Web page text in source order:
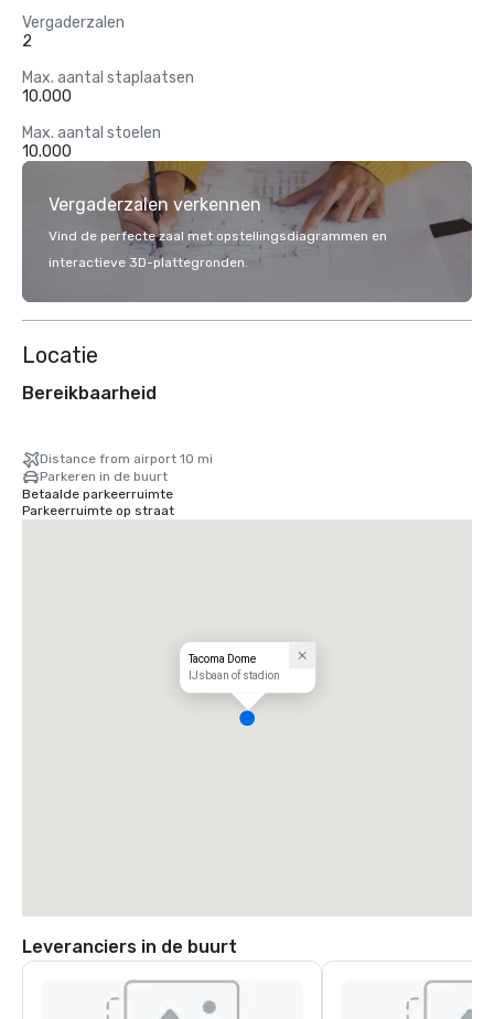
Vergaderzalen
2
Max. aantal staplaatsen
10.000
Max. aantal stoelen
10.000
Vergaderzalen verkennen
Vind de perfecte zaal met opstellingsdiagrammen en
interactieve 3D-plattegronden.
Locatie
Bereikbaarheid
Distance from airport 10 mi
Parkeren in de buurt
Betaalde parkeerruimte
Parkeerruimte op straat
Tacoma Dome
IJsbaan of stadion
Leveranciers in de buurt